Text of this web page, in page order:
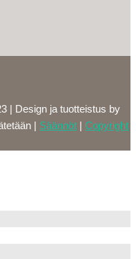
| Design ja tuotteistus by
| Säännöt | Copyright